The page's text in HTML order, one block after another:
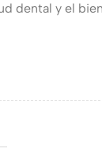
dental y el